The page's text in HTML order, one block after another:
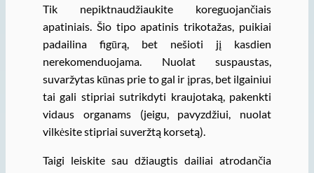
Tik nepiktnaudžiaukite koreguojančiais
apatiniais. Šio tipo apatinis trikotažas, puikiai
padailina figūrą, bet nešioti jį kasdien
nerekomenduojama. Nuolat suspaustas,
suvaržytas kūnas prie to gal ir įpras, bet ilgainiui
tai gali stipriai sutrikdyti kraujotaką, pakenkti
vidaus organams (jeigu, pavyzdžiui, nuolat
vilkėsite stipriai suveržtą korsetą).
Taigi leiskite sau džiaugtis dailiai atrodančia